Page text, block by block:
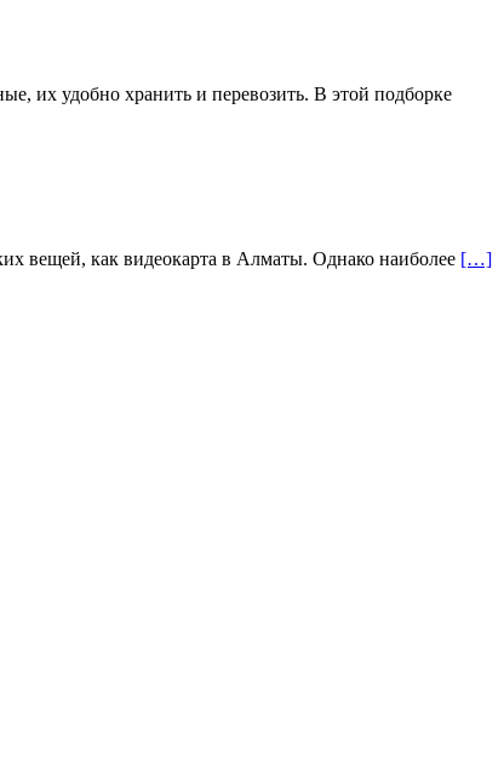
их удобно хранить и перевозить. В этой подборке
вещей, как видеокарта в Алматы. Однако наиболее […]